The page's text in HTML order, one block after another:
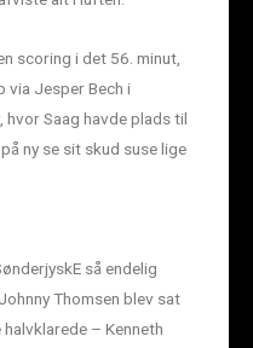
scoring i det 56. minut,
via Jesper Bech i
Saag havde plads til
ny se sit skud suse lige
så endelig
Thomsen blev sat
– Kenneth